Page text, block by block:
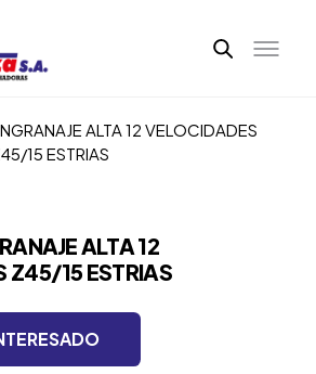
ALTA 12 VELOCIDADES
15 ESTRIAS
ALTA 12
Z45/15 ESTRIAS